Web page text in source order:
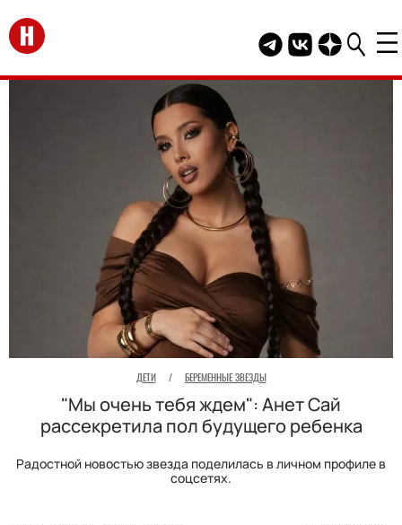
Перейти на главную
Telegram канал
Группа HELLO
Канал
ДЕТИ / БЕРЕМЕННЫЕ ЗВЕЗДЫ
"Мы очень тебя ждем": Анет Сай
рассекретила пол будущего ребенка
Радостной новостью звезда поделилась в личном профиле в
соцсетях.